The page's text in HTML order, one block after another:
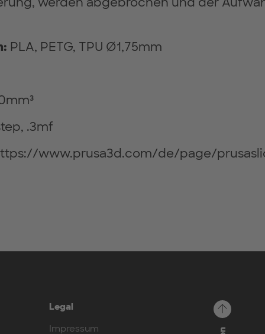
PLA, PETG, TPU Ø1,75mm
.3mf
www.prusa3d.com/de/page/
Legal
Impressum